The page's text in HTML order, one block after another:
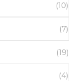
(10)
(7)
(19)
(4)